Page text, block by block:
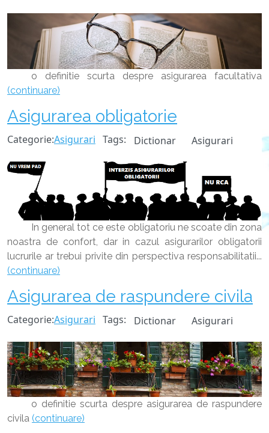
o definitie scurta despre asigurarea facultativa
(continuare)
Asigurarea obligatorie
Categorie:Asigurari Tags: Dictionar Asigurari
In general tot ce este obligatoriu ne scoate din zona
noastra de confort, dar in cazul asigurarilor obligatorii
lucrurile ar trebui privite din perspectiva responsabilitatii...
(continuare)
Asigurarea de raspundere civila
Categorie:Asigurari Tags: Dictionar Asigurari
o definitie scurta despre asigurarea de raspundere
civila (continuare)